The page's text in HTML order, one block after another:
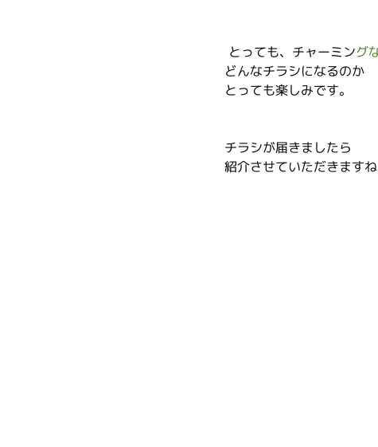
とっても、チャーミング
どんなチラシになるのか
とっても楽しみです。
チラシが届きましたら
紹介させていただきますね